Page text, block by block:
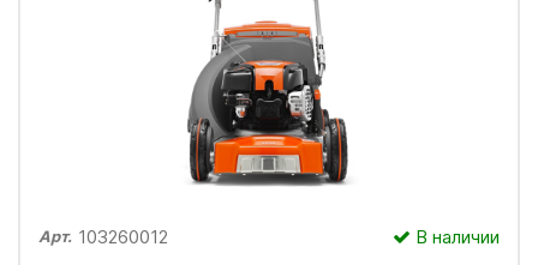
Арт. 103260012 В наличии